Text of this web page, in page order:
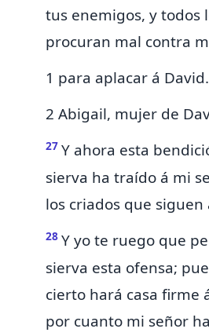
tus enemigos, y todos
procuran mal contra
1 para aplacar á David.
2 Abigail, mujer de
27 Y ahora esta
sierva ha traído á mi
los criados que siguen
28 Y yo te ruego que
sierva esta ofensa;
cierto hará casa firme
por cuanto mi señor